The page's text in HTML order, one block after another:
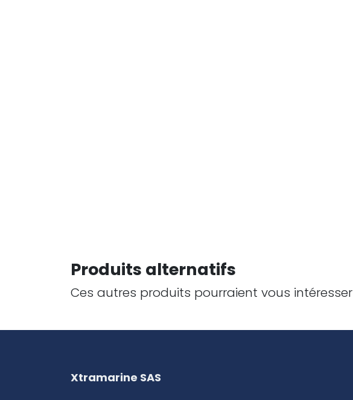
Produits alternatifs
Ces autres produits pourraient vous intéresser
Xtramarine SAS